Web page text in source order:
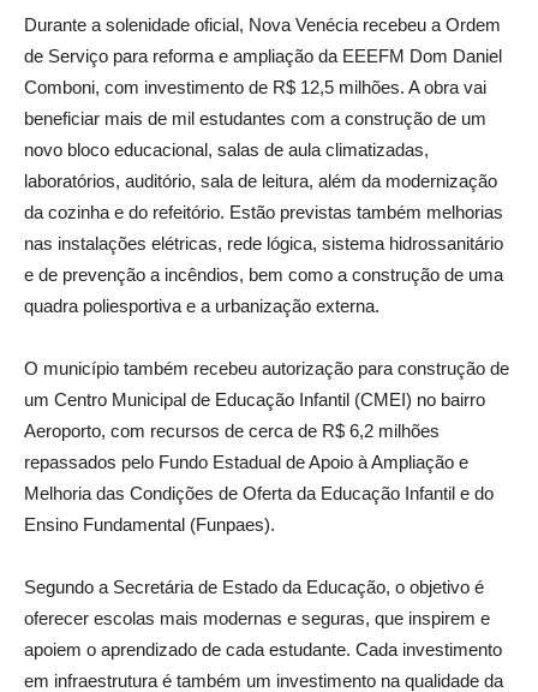
Durante a solenidade oficial, Nova Venécia recebeu a Ordem
de Serviço para reforma e ampliação da EEEFM Dom Daniel
Comboni, com investimento de R$ 12,5 milhões. A obra vai
beneficiar mais de mil estudantes com a construção de um
novo bloco educacional, salas de aula climatizadas,
laboratórios, auditório, sala de leitura, além da modernização
da cozinha e do refeitório. Estão previstas também melhorias
nas instalações elétricas, rede lógica, sistema hidrossanitário
e de prevenção a incêndios, bem como a construção de uma
quadra poliesportiva e a urbanização externa.
O município também recebeu autorização para construção de
um Centro Municipal de Educação Infantil (CMEI) no bairro
Aeroporto, com recursos de cerca de R$ 6,2 milhões
repassados pelo Fundo Estadual de Apoio à Ampliação e
Melhoria das Condições de Oferta da Educação Infantil e do
Ensino Fundamental (Funpaes).
Segundo a Secretária de Estado da Educação, o objetivo é
oferecer escolas mais modernas e seguras, que inspirem e
apoiem o aprendizado de cada estudante. Cada investimento
em infraestrutura é também um investimento na qualidade da